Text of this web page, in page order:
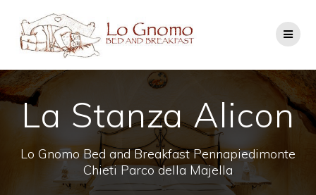
contenuto
La Stanza Alicon
Lo Gnomo Bed and Breakfast Pennapiedimonte
Chieti Parco della Majella